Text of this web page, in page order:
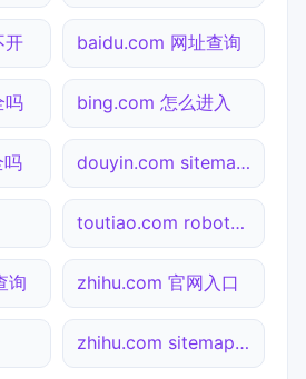
开 baidu.com 网址查询
吗 bing.com 怎么进入
吗 douyin.com sitemap.xml检测
toutiao.com robots.txt检测
询 zhihu.com 官网入口
zhihu.com sitemap.xml检测